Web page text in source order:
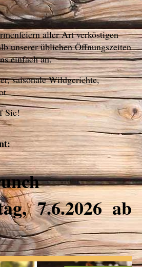
aller Art verköstigen
unserer üblichen Öffnungszeiten
einfach an.
saisonale Wildgerichte,
Sie!
7.6.2026 ab